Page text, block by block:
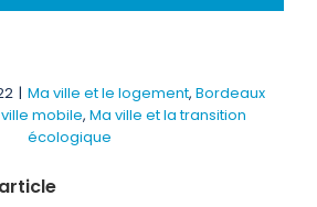
| Ma ville et le logement, Bordeaux
mobile, Ma ville et la transition
écologique